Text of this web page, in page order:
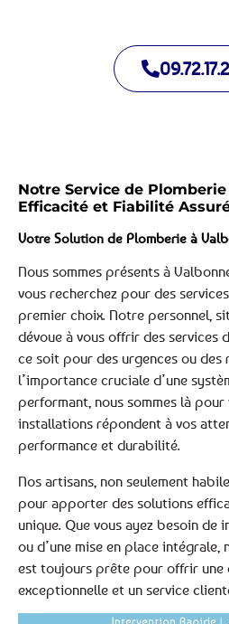
Notre Service de
Efficacité et Fiabilité
Votre Solution de Plomberie à
Nous sommes présents à
vous recherchez pour des
premier choix. Notre personnel,
dévoue à vous offrir des services
ce soit pour des urgences ou des
l’importance cruciale d’une
performant, nous sommes là
installations répondent à vos
performance et durabilité.
Nos artisans, non seulement
pour apporter des solutions
unique. Que vous ayez besoin de
ou d’une mise en place
est toujours prête pour offrir une
exceptionnelle et un service